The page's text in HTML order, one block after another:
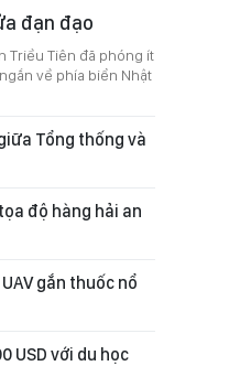
đạn đạo
Triều Tiên đã phóng ít
về phía biển Nhật
Tổng thống và
độ hàng hải an
gắn thuốc nổ
USD với du học